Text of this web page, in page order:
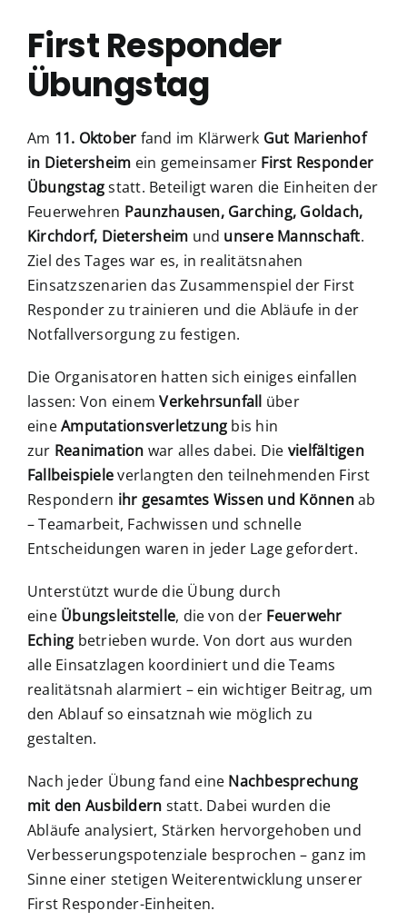
First Responder
Übungstag
Am 11. Oktober fand im Klärwerk Gut Marienhof
in Dietersheim ein gemeinsamer First Responder
Übungstagstatt. Beteiligt waren die Einheiten der
Feuerwehren Paunzhausen, Garching, Goldach,
Kirchdorf, Dietersheim und unsere Mannschaft.
Ziel des Tages war es, in realitätsnahen
Einsatzszenarien das Zusammenspiel der First
Responder zu trainieren und die Abläufe in der
Notfallversorgung zu festigen.
Die Organisatoren hatten sich einiges einfallen
lassen: Von einemVerkehrsunfall über
eineAmputationsverletzung bis hin
zur Reanimation war alles dabei. Die vielfältigen
Fallbeispieleverlangten den teilnehmenden First
Respondern ihr gesamtes Wissen und Könnenab
– Teamarbeit, Fachwissen und schnelle
Entscheidungen waren in jeder Lage gefordert.
Unterstützt wurde die Übung durch
eine Übungsleitstelle, die von der Feuerwehr
Eching betrieben wurde. Von dort aus wurden
alle Einsatzlagen koordiniert und die Teams
realitätsnah alarmiert – ein wichtiger Beitrag, um
den Ablauf so einsatznah wie möglich zu
gestalten.
Nach jeder Übung fand eine Nachbesprechung
mit den Ausbildern statt. Dabei wurden die
Abläufe analysiert, Stärken hervorgehoben und
Verbesserungspotenziale besprochen – ganz im
Sinne einer stetigen Weiterentwicklung unserer
First Responder-Einheiten.